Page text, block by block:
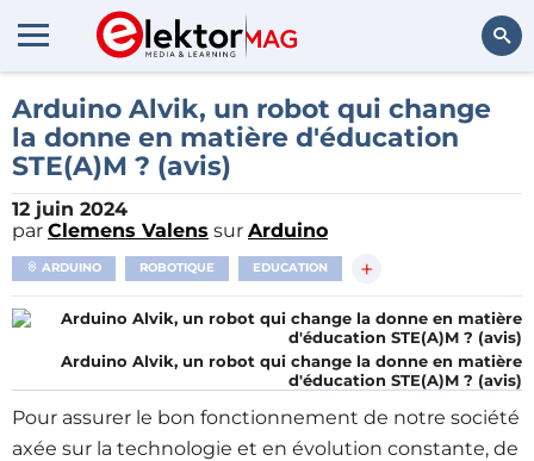
Rechercher
Arduino Alvik, un robot qui change
la donne en matière d'éducation
STE(A)M ? (avis)
12 juin 2024
par Clemens Valens sur Arduino
ARDUINO ROBOTIQUE EDUCATION +
Arduino Alvik, un robot qui change la donne en matière
d'éducation STE(A)M ? (avis)
Pour assurer le bon fonctionnement de notre société
axée sur la technologie et en évolution constante, de